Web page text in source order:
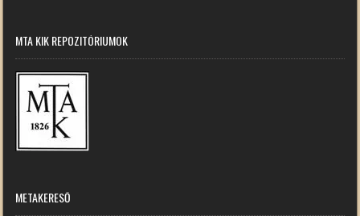
MTA KIK REPOZITÓRIUMOK
METAKERESŐ